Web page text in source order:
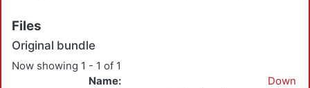
Files
Original bundle
Now showing 1 - 1 of 1
Name:
Down